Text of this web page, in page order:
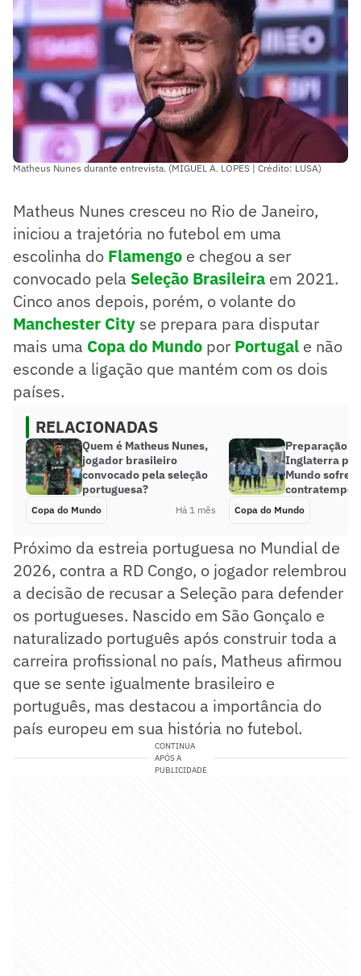
Matheus Nunes durante entrevista. (MIGUEL A. LOPES | Crédito: LUSA)
Matheus Nunes cresceu no Rio de Janeiro,
iniciou a trajetória no futebol em uma
escolinha do Flamengo e chegou a ser
convocado pela Seleção Brasileira em 2021.
Cinco anos depois, porém, o volante do
Manchester City se prepara para disputar
mais uma Copa do Mundo por Portugal e não
esconde a ligação que mantém com os dois
países.
RELACIONADAS
Quem é Matheus Nunes,
jogador brasileiro
convocado pela seleção
portuguesa?
Copa do Mundo Há 1 mês
Preparação
Inglaterra
Mundo sofre
contratempo
Copa do Mundo
Próximo da estreia portuguesa no Mundial de
2026, contra a RD Congo, o jogador relembrou
a decisão de recusar a Seleção para defender
os portugueses. Nascido em São Gonçalo e
naturalizado português após construir toda a
carreira profissional no país, Matheus afirmou
que se sente igualmente brasileiro e
português, mas destacou a importância do
país europeu em sua história no futebol.
CONTINUA
APÓS A
PUBLICIDADE